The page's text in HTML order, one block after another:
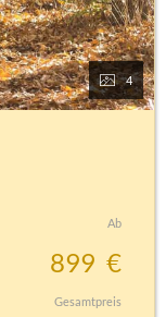
4
Ab
899 €
Gesamtpreis